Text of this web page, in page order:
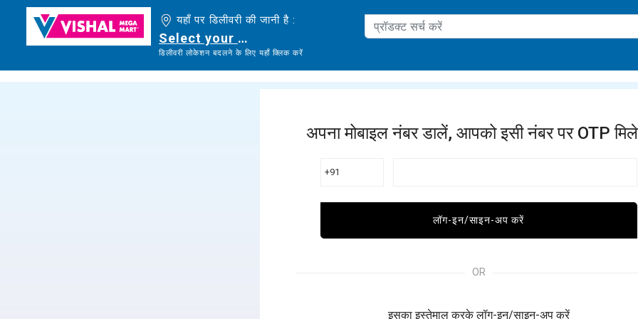
यहाँ पर डिलीवरी की जानी है :
Select your delivery location
डिलीवरी लोकेशन बदलने के लिए यहाँ क्लिक करें
अपना मोबाइल नंबर डालें, आपको इसी नंबर पर OTP
+91
लॉग-इन/साइन-अप करें
OR
इसका इस्तेमाल करके लॉग-इन/साइन-अप करें